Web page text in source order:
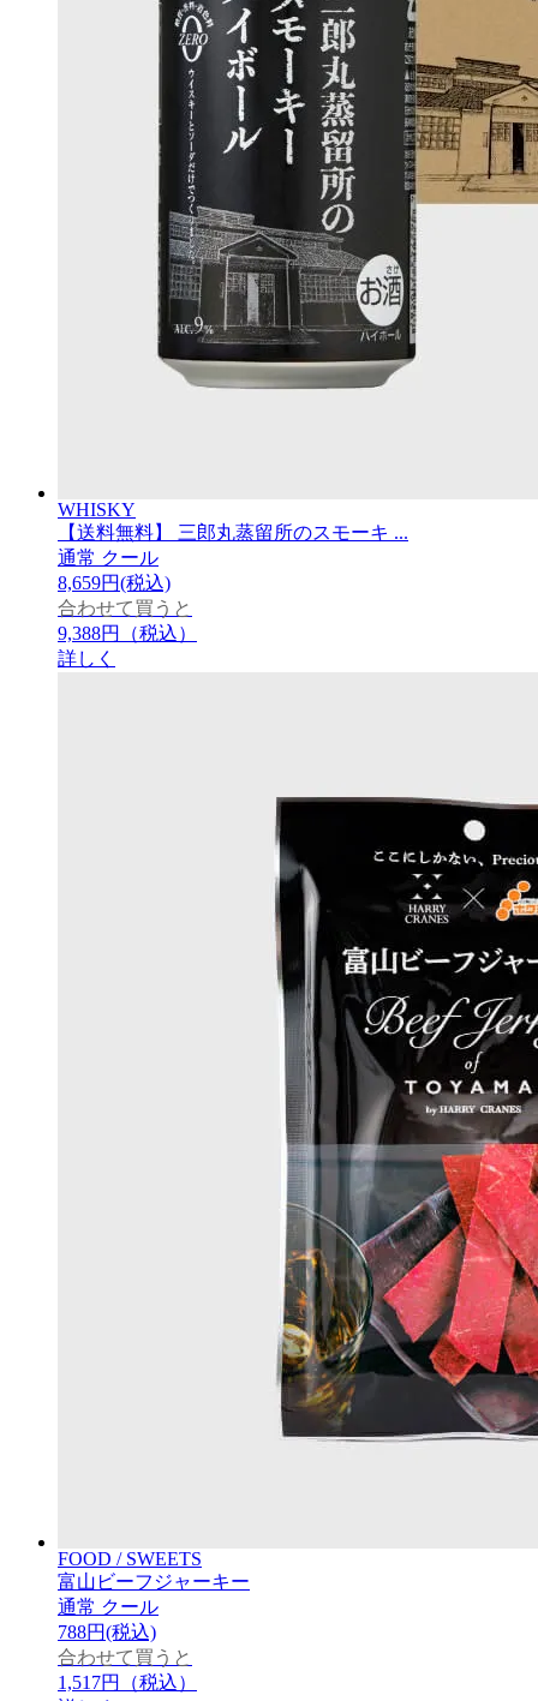
WHISKY
【送料無料】 三郎丸蒸留所のスモーキ ...
通常 クール
8,659円(税込)
合わせて買うと
9,388円
（税込）
詳しく
FOOD / SWEETS
富山ビーフジャーキー
通常 クール
788円(税込)
合わせて買うと
1,517円
（税込）